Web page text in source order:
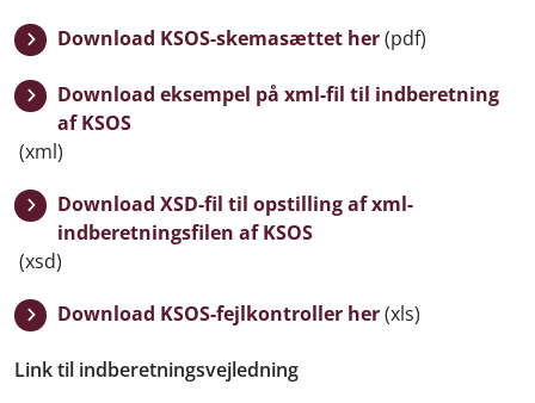
Download KSOS-skemasættet her(pdf)
Download eksempel på xml-fil til indberetning
af KSOS
(xml)
Download XSD-fil til opstilling af xml-
indberetningsfilen af KSOS
(xsd)
Download KSOS-fejlkontroller her(xls)
Link til indberetningsvejledning